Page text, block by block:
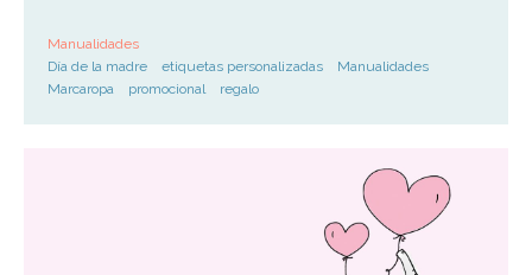
Manualidades
Día de la madre
etiquetas personalizadas
Manualidades
Marcaropa
promocional regalo